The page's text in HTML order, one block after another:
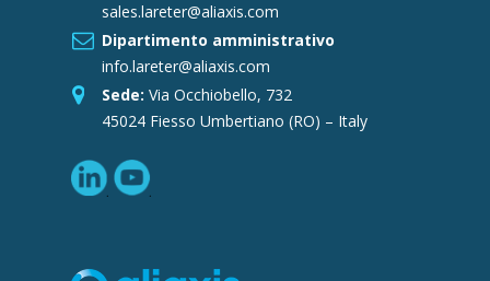
sales.lareter@aliaxis.com
Dipartimento amministrativo
info.lareter@aliaxis.com
Sede: Via Occhiobello, 732
45024 Fiesso Umbertiano (RO) – Italy